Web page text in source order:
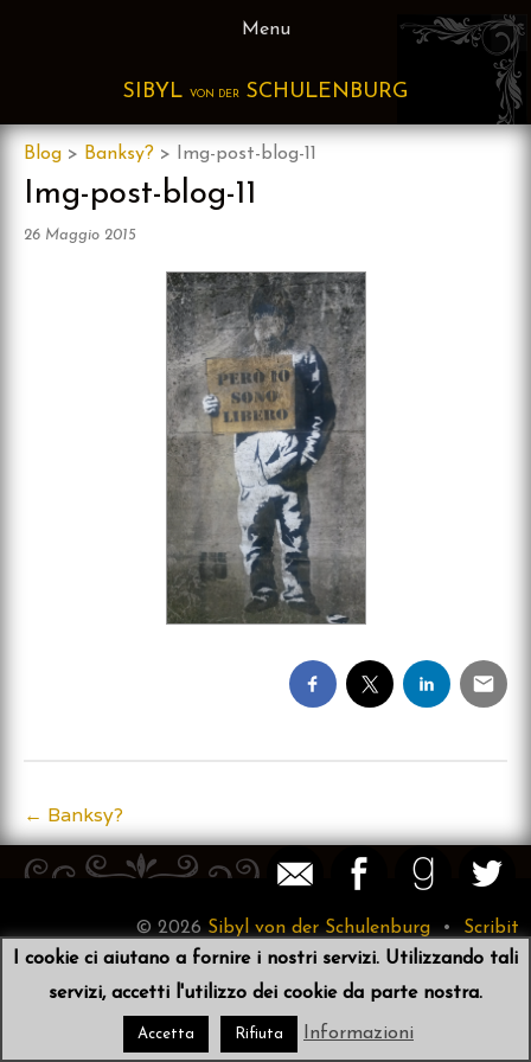
Menu
SIBYL VON DER SCHULENBURG
Blog > Banksy? > Img-post-blog-11
Img-post-blog-11
26 Maggio 2015
Post
navigation
← Banksy?
I cookie ci aiutano a fornire i nostri servizi. Utilizzando tali
servizi, accetti l'utilizzo dei cookie da parte nostra.
Accetta Rifiuta Informazioni
© 2026 Sibyl von der Schulenburg • Scribit